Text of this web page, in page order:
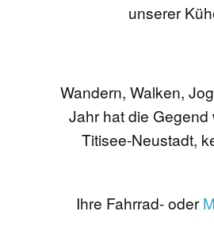
unserer
Wandern, Walken,
Jahr hat die
Titisee-Neustadt,
Ihre Fahrrad- oder